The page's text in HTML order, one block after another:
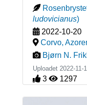
ludovicianus)
2022-10-20
Corvo,
Bjørn N.
Uploadet 2022-11-
3 1297